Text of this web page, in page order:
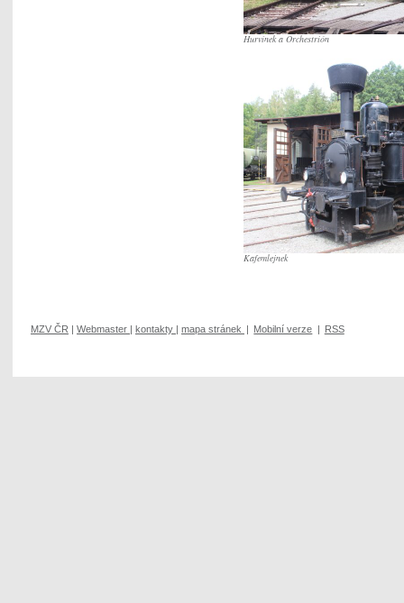
Hurvínek a Orchestrión
Kafemlejnek
MZV ČR Webmaster kontakty mapa stránek Mobilní verze RSS